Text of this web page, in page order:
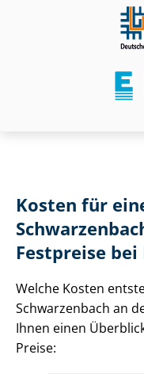
Kosten für
Festpreise bei
Welche Kosten
Schwarzenbach an
Ihnen einen
Preise: